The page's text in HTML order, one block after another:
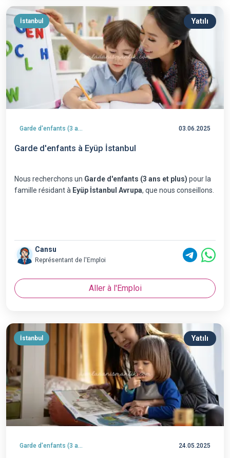
İstanbul Yatılı
Garde d'enfants (3 ans et plus) 03.06.2025
Garde d'enfants à Eyüp İstanbul
Nous recherchons un Garde d'enfants (3 ans et plus) pour la
famille résidant à Eyüp İstanbul Avrupa, que nous conseillons.
Cansu
Représentant de l'Emploi
Aller à l'Emploi
İstanbul Yatılı
Garde d'enfants (3 ans et plus) 24.05.2025